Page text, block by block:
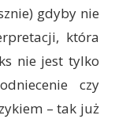
gdyby nie
która
nie jest tylko
czy
– tak już